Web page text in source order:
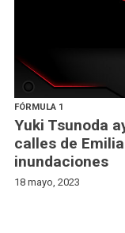
FÓRMULA 1
Yuki Tsunoda
calles de
inundaciones
18 mayo, 2023